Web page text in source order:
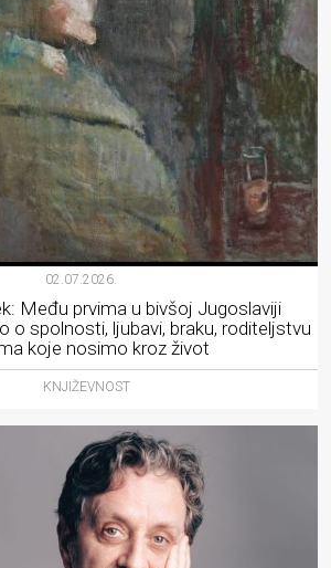
02.07.2026.
Među prvima u bivšoj Jugoslaviji
o spolnosti, ljubavi, braku, roditeljstvu
koje nosimo kroz život
KNJIŽEVNOST